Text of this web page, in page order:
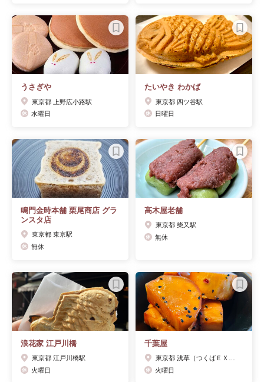
うさぎや
東京都 上野広小路駅
水曜日
たいやき わかば
東京都 四ツ谷駅
日曜日
鳴門金時本舗 栗尾商店 グラ
ンスタ店
東京都 東京駅
無休
高木屋老舗
東京都 柴又駅
無休
浪花家 江戸川橋
東京都 江戸川橋駅
火曜日
千葉屋
火曜日